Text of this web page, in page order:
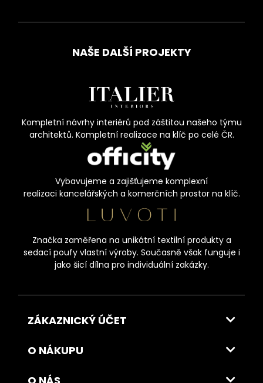
NAŠE DALŠÍ PROJEKTY
Kompletní návrhy interiérů pod záštitou našeho týmu
architektů. Kompletní realizace na klíč po celé ČR.
Vybavujeme a zajišťujeme komplexní
realizaci kancelářských a komerčních prostor na klíč.
Značka zaměřena na unikátní textilní produkty a
sedací poufy vlastní výroby. Současně však funguje i
jako šicí dílna pro individuální zakázky.
ZÁKAZNICKÝ ÚČET
O NÁKUPU